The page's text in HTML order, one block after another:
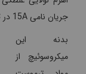
جریان نامی 15A در 250VAC می باشد.
بدنه این
میکروسوئیچ از